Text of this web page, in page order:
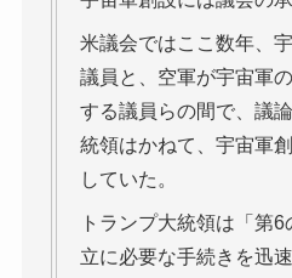
米議会ではここ数年、
議員と、空軍が宇宙軍
する議員らの間で、議
統領はかねて、宇宙軍
していた。
トランプ大統領は「第
立に必要な手続きを迅